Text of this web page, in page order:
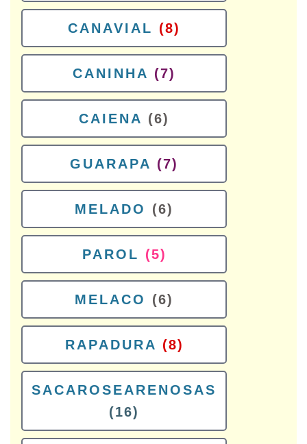
CANAVIAL (8)
CANINHA (7)
CAIENA (6)
GUARAPA (7)
MELADO (6)
PAROL (5)
MELACO (6)
RAPADURA (8)
SACAROSEARENOSAS
(16)